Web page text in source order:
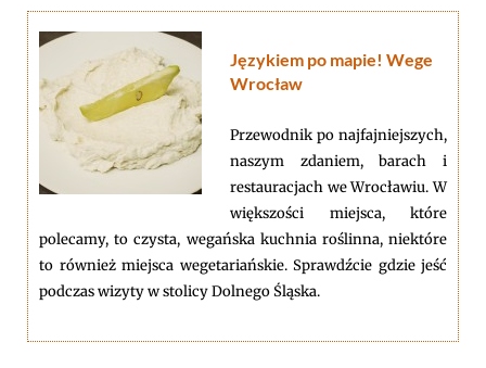
Językiem po mapie! Wege
Wrocław
Przewodnik po najfajniejszych,
naszym zdaniem, barach i
restauracjach we Wrocławiu. W
większości miejsca, które
polecamy, to czysta, wegańska kuchnia roślinna, niektóre
to również miejsca wegetariańskie. Sprawdźcie gdzie jeść
podczas wizyty w stolicy Dolnego Śląska.